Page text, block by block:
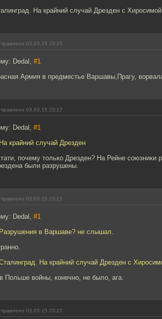
На крайний случай Дрезден с
03.03.15 23:15
Dedal, #1
Армия в предместье Варшавы,Прагу,
03.03.15 23:17
Dedal, #1
крайний случай Дрезден
почему только Дрезден? На Рейне союзники
были разрушены.
03.03.15 23:21
Dedal, #1
в Варшаве? не слышал.
На крайний случай Дрезден с
Польше войны, конечно, не было, ага.
03.03.15 23:27